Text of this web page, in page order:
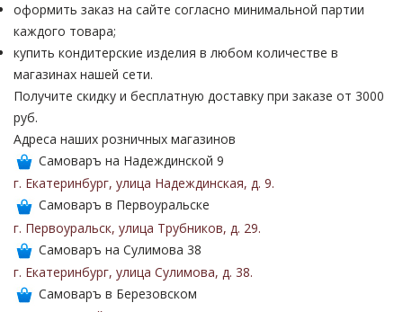
оформить заказ на сайте согласно минимальной партии
каждого товара;
купить кондитерские изделия в любом количестве в
магазинах нашей сети.
Получите скидку и бесплатную доставку при заказе от 3000
руб.
Адреса наших розничных магазинов
Самоваръ на Надеждинской 9
г. Екатеринбург, улица Надеждинская, д. 9.
Самоваръ в Первоуральске
г. Первоуральск, улица Трубников, д. 29.
Самоваръ на Сулимова 38
г. Екатеринбург, улица Сулимова, д. 38.
Самоваръ в Березовском